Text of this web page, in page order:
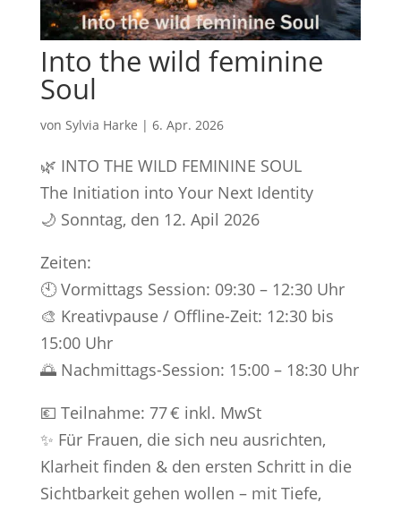
Into the wild feminine
Soul
von Sylvia Harke | 6. Apr. 2026
🌿 INTO THE WILD FEMININE SOUL
The Initiation into Your Next Identity
🌙 Sonntag, den 12. Apil 2026
Zeiten:
🕙 Vormittags Session: 09:30 – 12:30 Uhr
🎨 Kreativpause / Offline-Zeit: 12:30 bis
15:00 Uhr
🌅 Nachmittags-Session: 15:00 – 18:30 Uhr
💶 Teilnahme: 77 € inkl. MwSt
✨ Für Frauen, die sich neu ausrichten,
Klarheit finden & den ersten Schritt in die
Sichtbarkeit gehen wollen – mit Tiefe,